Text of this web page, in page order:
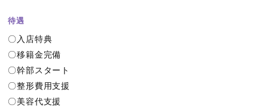
待遇
〇入店特典
〇移籍金完備
〇幹部スタート
〇整形費用支援
〇美容代支援